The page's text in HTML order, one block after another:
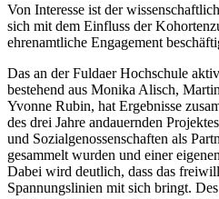
Von Interesse ist der
sich mit dem Einfluss der
ehrenamtliche Engagement
Das an der Fuldaer Hochschule
bestehend aus Monika Alisch,
Yvonne Rubin, hat Ergebnisse
des drei Jahre andauernden
und Sozialgenossenschaften als
gesammelt wurden und einer
Dabei wird deutlich, dass das
Spannungslinien mit sich bringt.